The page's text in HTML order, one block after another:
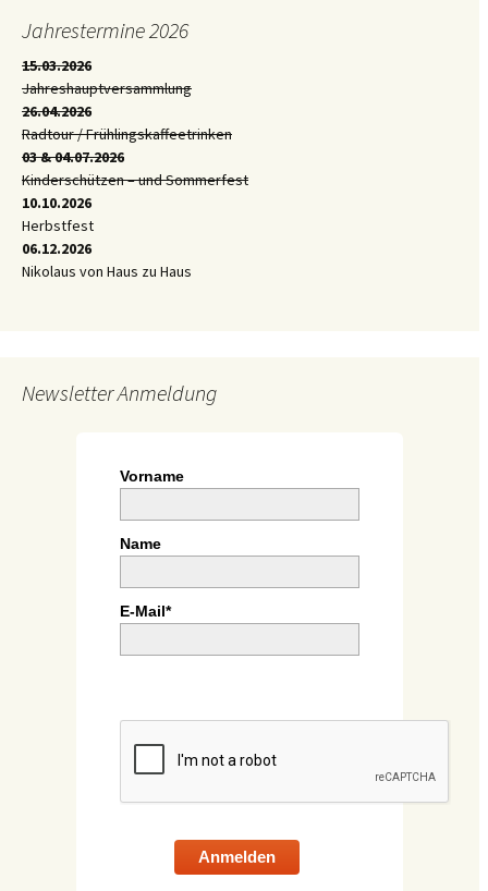
Jahrestermine 2026
15.03.2026
Jahreshauptversammlung
26.04.2026
Radtour / Frühlingskaffeetrinken
03 & 04.07.2026
Kinderschützen – und Sommerfest
10.10.2026
Herbstfest
06.12.2026
Nikolaus von Haus zu Haus
Newsletter Anmeldung
Vorname
Name
E-Mail*
Anmelden